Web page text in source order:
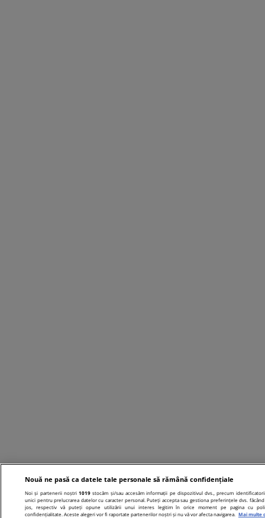
Nouă ne pasă ca datele tale personale să rămână confidențiale
Noi și partenerii noștri1019 stocăm și/sau accesăm informații pe dispozitivul dvs., precum
unici pentru prelucrarea datelor cu caracter personal. Puteți accepta sau gestiona preferințele dvs. făcând
jos, respectiv vă puteți opune utilizării unui interes legitim în orice moment pe pagina cu
confidențialitate. Aceste alegeri vor fi raportate partenerilor noștri și nu vă vor afecta navigarea.
Mai multe